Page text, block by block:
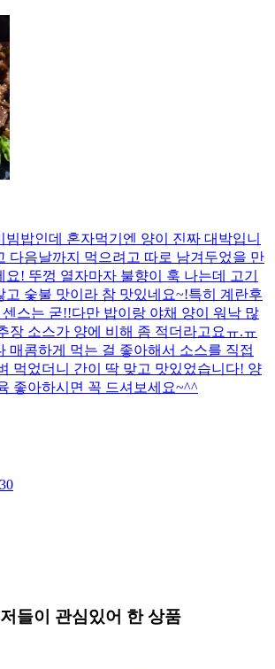
빔밥인데 혼자먹기엔 양이 진짜 대박입니
다음날까지 먹으려고 따로 남겨두었을 만
! 뚜껑 열자마자 불향이 훅 나는데 고기
고 숯불 맛이라 참 맛있네요~!특히 계란후
스는 굳!! ​다만 밥이랑 야채 양이 워낙 많
장 소스가 양에 비해 좀 적더라고요ㅠ.ㅠ
매콤하게 먹는 걸 좋아해서 소스를 직접
먹었더니 간이 딱 맞고 맛있었습니다! 양
좋아하시면 꼭 드셔보세요~^^
들이 관심있어 한 상품